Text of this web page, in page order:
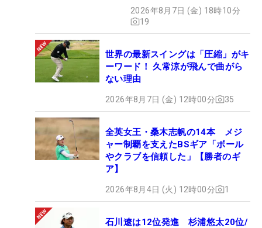
2026年8月7日 (金) 18時10分
19
世界の最新スイングは「圧縮」がキ
ーワード！ 久常涼が飛んで曲がら
ない理由
2026年8月7日 (金) 12時00分 35
全英女王・桑木志帆の14本 メジ
ャー制覇を支えたBSギア「ボール
やクラブを信頼した」【勝者のギ
ア】
2026年8月4日 (火) 12時00分 1
石川遼は12位発進 杉浦悠太20位/